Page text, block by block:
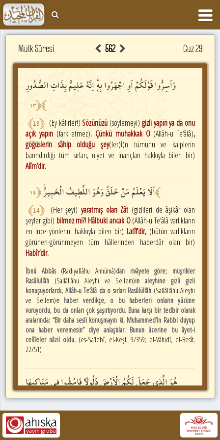
Mülk Sûresi 562 Cuz 29
وَاَسِرُّواقَوْلَكُمْاَوِاجْهَرُوابِه۪ۜاِنَّهُعَل۪يمٌبِذَاتِالصُّدُورِ
﴿١٣ ﴾
﴾13﴿ (Ey kâfirler!) Sözünüzü (söylemeyi) gizli yapın ya da onu
açık yapın (fark etmez). Çünkü muhakkak O (Allâh-u Te‘âlâ),
göğüslerin sâhip olduğu şey(ler)i(n tümünü ve kalplerin
barındırdığı tüm sırları, niyet ve inançları hakkıyla bilen bir)
Alîm’dir.
اَلَايَعْلَمُمَنْخَلَقَۜوَهُوَاللَّط۪يفُالْخَب۪يرُ۟﴿١٤
﴾
﴾14﴿ (Her şeyi) yaratmış olan Zât (gizlileri de âşikâr olan
şeyler gibi) bilmez mi?! Hâlbuki ancak O(Allâh-u Te‘âlâ varlıkların
en ince yönlerini hakkıyla bilen bir) Latîf’dir, (bütün varlıkların
görünen-görünmeyen tüm hâllerinden haberdâr olan bir)
Habîr’dir.
İbnü Abbâs (Radıyallâhu Anhümâ)dan rivâyete göre; müşrikler
Rasûlüllâh (Sallâllâhu Aleyhi ve Sellem)in aleyhine gizli gizli
konuşuyorlardı, Allâh-u Te‘âlâ da o sırları Rasûlüllâh (Sallâllâhu Aleyhi
ve Sellem)e haber verdikçe, o bu haberleri onların yüzüne
vuruyordu, bu da onları çok şaşırtıyordu. Buna karşı bir tedbir olarak
aralarında: “Bir daha sesli konuşmayın ki, Muhammed’in Rabbi duyup
ona haber veremesin” diye anlaştılar. Bunun üzerine bu âyet-i
celîleler nâzil oldu. (es-Sa‘lebî, el-Keşf, 9/359; el-Vâhidî, el-Besît,
22/51)
هُوَالَّذ۪يجَعَلَلَكُمُالْاَرْضَذَلُولًافَامْشُواف۪يمَنَاكِبِهَا
وَكُلُوامِنْرِزْقِه۪ۜوَاِلَيْهِالنُّشُورُ﴿١٥
﴾
﴾15﴿ Ancak O
Zâttır ki; yeri
sizin için(üzerinde kolayca yerleşip gezilmesi, ekip biçilmesi ve